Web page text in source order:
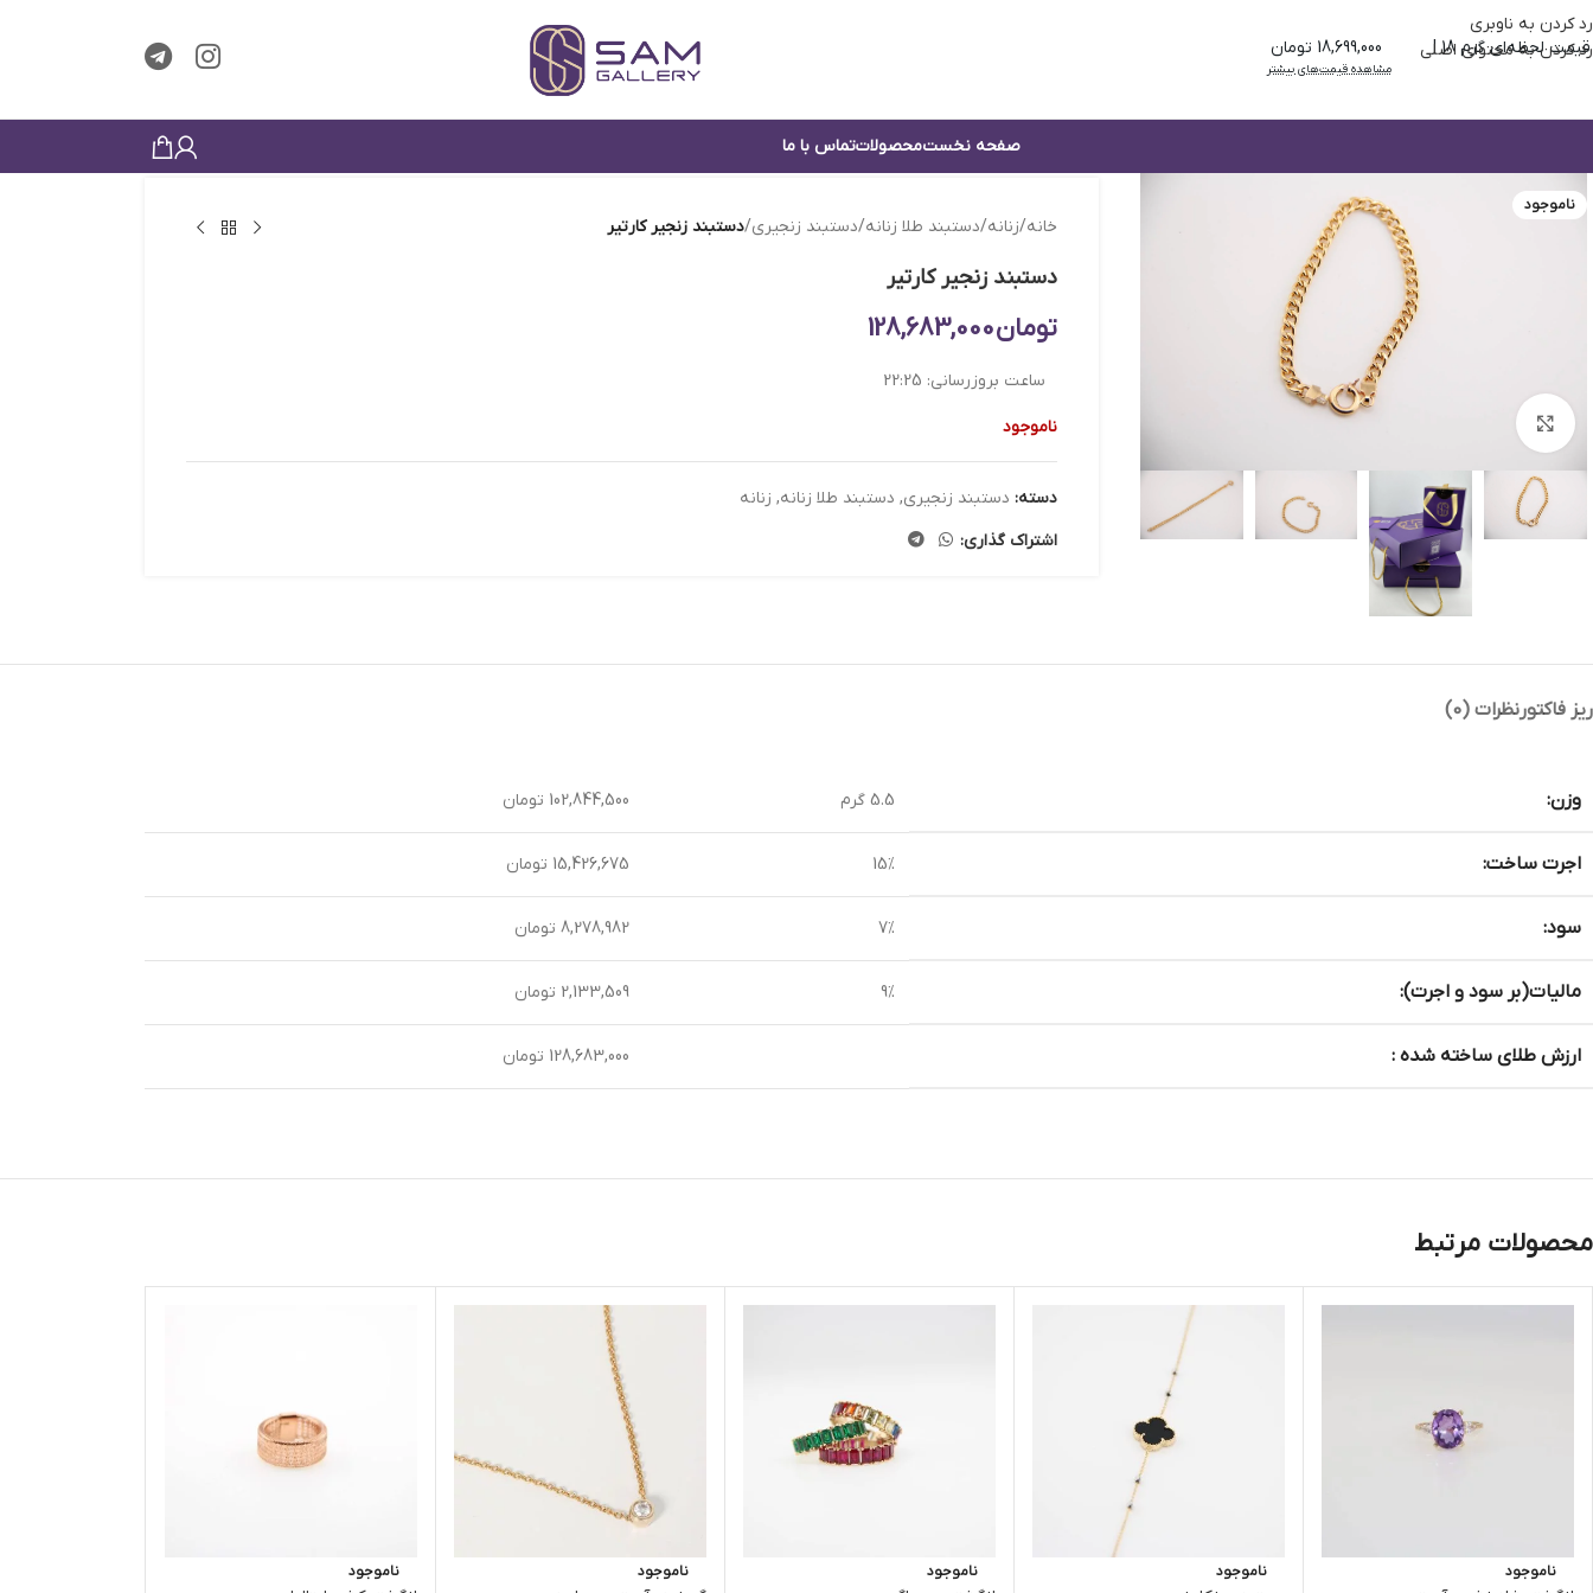
رد کردن به ناوبری
رد کردن به محتوای اصلی
قیمت لحظه‌ای گرم 18 | 18,699,000 تومان
مشاهده قیمت‌های بیشتر
صفحه نخستمحصولاتتماس با ما
ناموجود
خانه/زنانه/دستبند طلا زنانه/دستبند زنجیری/دستبند زنجیر کارتیر
دستبند زنجیر کارتیر
تومان
ساعت بروزرسانی: 22:25
ناموجود
دسته: دستبند زنجیری, دستبند طلا زنانه, زنانه
اشتراک گذاری:
ریز فاکتورنظرات (0)
وزن: 5.5 گرم 102,844,500 تومان
اجرت ساخت: 15% 15,426,675 تومان
سود: 7% 8,278,982 تومان
مالیات(بر سود و اجرت): 9% 2,133,509 تومان
ارزش طلای ساخته شده : 128,683,000 تومان
محصولات مرتبط
ناموجود ناموجود ناموجود ناموجود ناموجود